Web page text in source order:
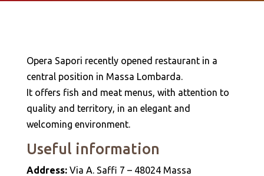
Opera Sapori recently opened restaurant in a
central position in Massa Lombarda.
It offers fish and meat menus, with attention to
quality and territory, in an elegant and
welcoming environment.
Useful information
Address:Via A. Saffi 7 – 48024 Massa